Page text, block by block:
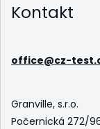
Kontakt
office@cz-
Granville, s.r.o.
Počernická 272/